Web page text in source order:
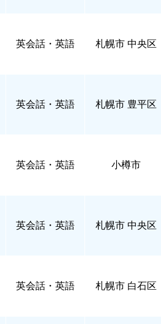
英会話・英語 札幌市 中央区
英会話・英語 札幌市 豊平区
英会話・英語 小樽市
英会話・英語 札幌市 中央区
英会話・英語 札幌市 白石区